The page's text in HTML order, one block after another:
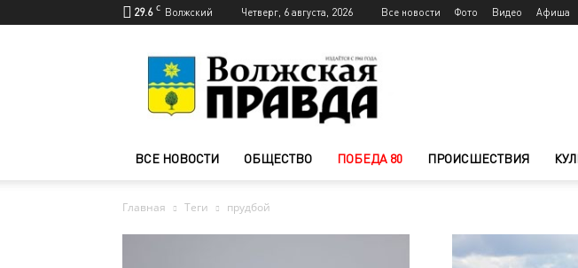
29.6 C Волжский Четверг, 6 августа, 2026 Все новости Фото Видео Афиша
Волжского
—
Волжская
ВСЕ НОВОСТИ ОБЩЕСТВО ПОБЕДА 80 ПРОИСШЕСТВИЯ
Главная Теги прудбой